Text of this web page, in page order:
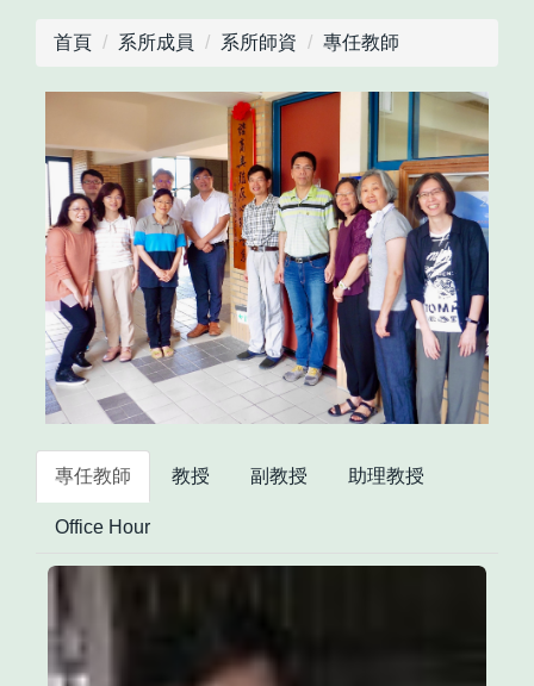
首頁 系所成員 系所師資 專任教師
專任教師 教授 副教授 助理教授
Office Hour